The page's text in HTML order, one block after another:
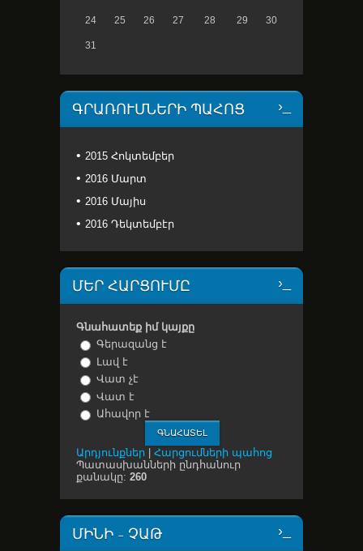
24 25 26 27 28 29 30
31
ԳՐԱՌՈՒՄՆԵՐԻ ՊԱՀՈՑ
2015 Հոկտեմբեր
2016 Մարտ
2016 Մայիս
2016 Դեկտեմբէր
ՄԵՐ ՀԱՐՑՈՒՄԸ
Գնահատեք իմ կայքը
Գերազանց է
Լավ է
Վատ չէ
Վատ է
Ահավոր է
Արդյունքներ
Հարցումների պահոց
Պատասխանների ընդհանուր
քանակը: 260
ՄԻՆԻ - ՉԱԹ